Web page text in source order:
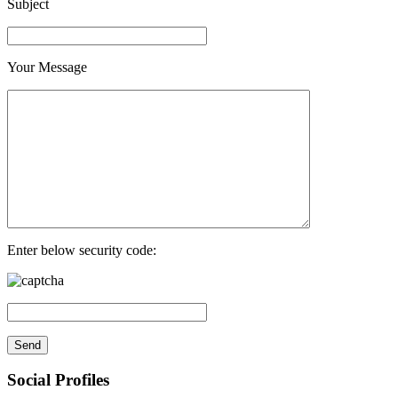
Subject
Your Message
Enter below security code:
Social Profiles